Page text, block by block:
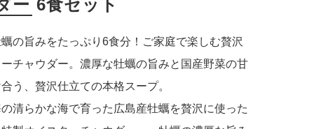
6食セット
の旨みをたっぷり6食分！ご家庭で楽しむ贅沢
チャウダー。濃厚な牡蠣の旨みと国産野菜の甘
う、贅沢仕立ての本格スープ。
清らかな海で育った広島産牡蠣を贅沢に使った